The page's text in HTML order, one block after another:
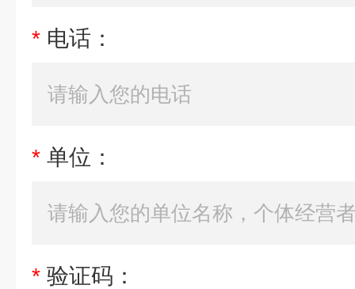
* 电话：
* 单位：
* 验证码：